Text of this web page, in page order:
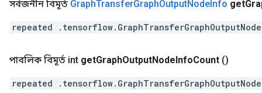
সর্বজনীন বিমূর্ত GraphTransferGraphOutputNodeInfo get
repeated
পাবলিক বিমূর্ত int getGraphOutputNodeInfoCount ()
repeated